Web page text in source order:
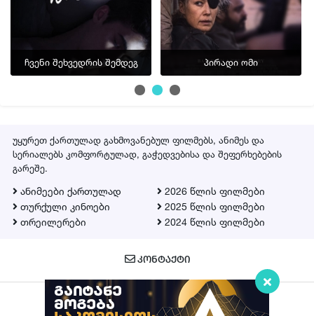
ჩვენი შეხვედრის შემდეგ პირადი ომი
უყურეთ ქართულად გახმოვანებულ ფილმებს, ანიმეს და
სერიალებს კომფორტულად, გაჭედვებისა და შეფერხებების
გარეშე.
ანიმეები ქართულად
თურქული კინოები
თრეილერები
2026 წლის ფილმები
2025 წლის ფილმები
2024 წლის ფილმები
ᲙᲝᲜᲢᲐᲥᲢᲘ